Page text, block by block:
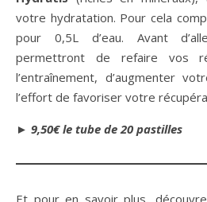
votre hydratation. Pour cela
pour 0,5L d’eau. Avant
permettront de refaire vos
l’entraînement, d’augmenter
l’effort de favoriser votre
► 9,50€ le tube de 20 pastilles
Et pour en savoir plus,